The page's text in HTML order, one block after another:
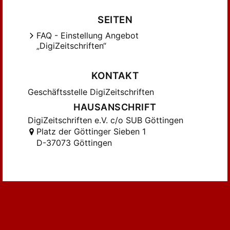
Grunsky, Eberhard (67)
Gutschow, Niels (80)
Haas, Walter (57)
Haesler, Friedrich (76)
Hager, Luisa; Bauer, Christian (20)
Hentschel, Walter (27)
Hoffmann, Hans-Christoph (27)
Horn, Adam (73)
SEITEN
FAQ - Einstellung Angebot
„DigiZeitschriften“
KONTAKT
Geschäftsstelle DigiZeitschriften
HAUSANSCHRIFT
DigiZeitschriften e.V. c/o SUB Göttingen
Platz der Göttinger Sieben 1
D-37073 Göttingen